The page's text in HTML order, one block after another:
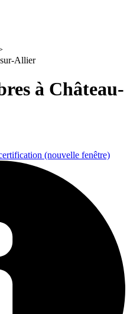
sur-Allier
à Château-
(nouvelle fenêtre)